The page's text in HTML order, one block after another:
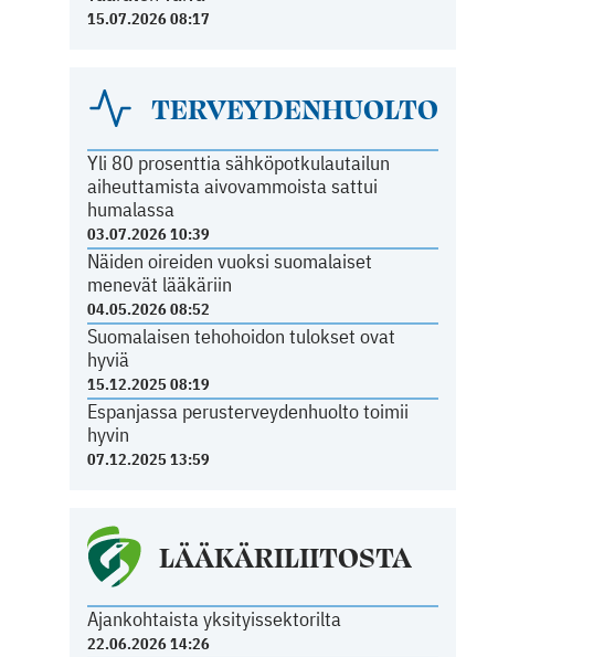
15.07.2026 08:17
TERVEYDENHUOLTO
Yli 80 prosenttia sähköpotkulautailun
aiheuttamista aivovammoista sattui
humalassa
03.07.2026 10:39
Näiden oireiden vuoksi suomalaiset
menevät lääkäriin
04.05.2026 08:52
Suomalaisen tehohoidon tulokset ovat
hyviä
15.12.2025 08:19
Espanjassa perusterveydenhuolto toimii
hyvin
07.12.2025 13:59
LÄÄKÄRILIITOSTA
Ajankohtaista yksityissektorilta
22.06.2026 14:26